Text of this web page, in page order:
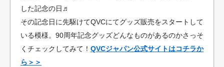
した記念の日♬
その記念日に先駆けてQVCにてグッズ販売をスタートして
いる模様。90周年記念グッズどんなものがあるのかさっそ
くチェックしてみて！ QVCジャパン公式サイトはコチラか
ら＞＞